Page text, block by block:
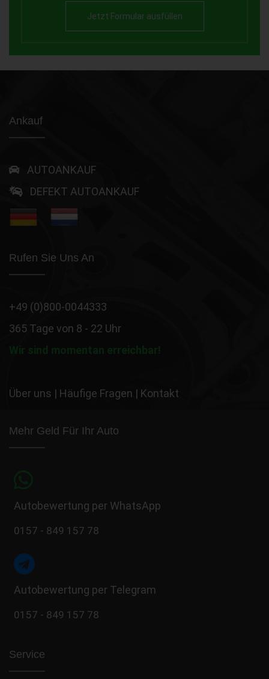
Jetzt Formular ausfüllen
Ankauf
AUTOANKAUF
DEFEKT AUTOANKAUF
Rufen Sie Uns An
+49 (0)800-0044333
365 Tage von 8 - 22 Uhr
Wir sind momentan erreichbar!
Über uns | Häufige Fragen | Kontakt
Mehr Geld Für Ihr Auto
Autobewertung per WhatsApp
0157 - 849 157 78
Autobewertung per Telegram
0157 - 849 157 78
Service